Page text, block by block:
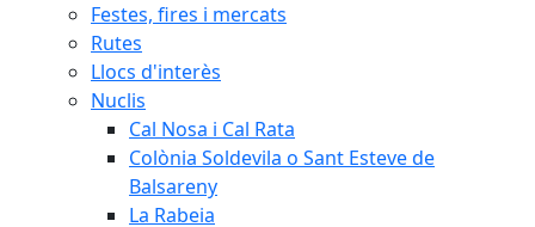
Festes, fires i mercats
Rutes
Llocs d'interès
Nuclis
Cal Nosa i Cal Rata
Colònia Soldevila o Sant Esteve de
Balsareny
La Rabeia